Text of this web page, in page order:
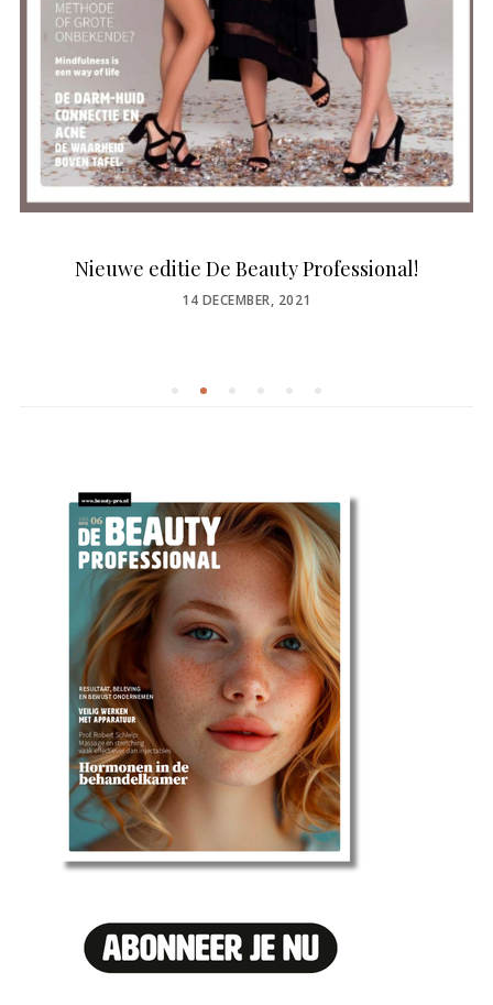
Nieuwe editie De Beauty Professional!
POSTED
14 DECEMBER, 2021